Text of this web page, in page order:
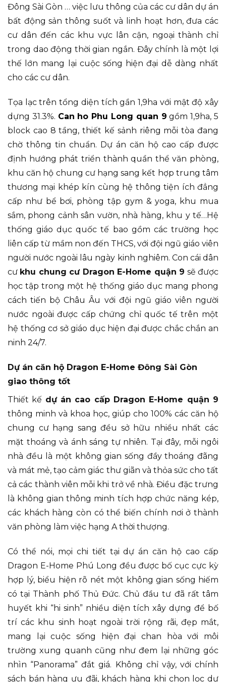
Đông Sài Gòn … việc lưu thông của các cư dân dự án
bất động sản thông suốt và linh hoạt hơn, đưa các
cư dân đến các khu vực lân cận, ngoại thành chỉ
trong dao động thời gian ngắn. Đây chính là một lợi
thế lớn mang lại cuộc sống hiện đại dễ dàng nhất
cho các cư dân.
Tọa lạc trên tổng diện tích gần 1,9ha với mật độ xây
dựng 31.3%. Can ho Phu Long quan 9 gồm 1,9ha, 5
block cao 8 tầng, thiết kế sảnh riêng mỗi tòa đang
chờ thông tin chuẩn. Dự án căn hộ cao cấp được
định hướng phát triển thành quần thể văn phòng,
khu căn hộ chung cư hạng sang kết hợp trung tâm
thương mại khép kín cùng hệ thông tiện ích đẳng
cấp như bể bơi, phòng tập gym & yoga, khu mua
sắm, phong cảnh sân vườn, nhà hàng, khu y tế…Hệ
thống giáo dục quốc tế bao gồm các trường học
liên cấp từ mầm non đến THCS, với đội ngũ giáo viên
người nước ngoài lâu ngày kinh nghiêm. Con cái dân
cư khu chung cư Dragon E-Home quận 9 sẽ được
học tập trong một hệ thống giáo dục mang phong
cách tiến bộ Châu Âu với đội ngũ giáo viên người
nước ngoài được cấp chứng chỉ quốc tế trên một
hệ thống cơ sở giáo dục hiện đại được chắc chắn an
ninh 24/7.
Dự án căn hộ Dragon E-Home Đông Sài Gòn
giao thông tốt
Thiết kế dự án cao cấp Dragon E-Home quận 9
thông minh và khoa học, giúp cho 100% các căn hộ
chung cư hạng sang đều sở hữu nhiều nhất các
mặt thoáng và ánh sáng tự nhiên. Tại đây, mỗi ngôi
nhà đều là một không gian sống đầy thoáng đãng
và mát mẻ, tạo cảm giác thư giãn và thỏa sức cho tất
cả các thành viên mỗi khi trở về nhà. Điều đặc trưng
là không gian thông minh tích hợp chức năng kép,
các khách hàng còn có thể biến chính nơi ở thành
văn phòng làm việc hạng A thời thượng.
Có thể nói, mọi chi tiết tại dự án căn hộ cao cấp
Dragon E-Home Phú Long đều được bố cục cực kỳ
hợp lý, biểu hiện rõ nét một không gian sống hiếm
có tại Thành phố Thủ Đức. Chủ đầu tư đã rất tâm
huyết khi “hi sinh” nhiều diện tích xây dựng để bố
trí các khu sinh hoạt ngoài trời rộng rãi, đẹp mắt,
mang lại cuộc sống hiện đại chan hòa với môi
trường xung quanh cũng như đem lại những góc
nhìn “Panorama” đắt giá. Không chỉ vậy, với chính
sách bán hàng ưu đãi, khách hàng khi chọn lọc dự